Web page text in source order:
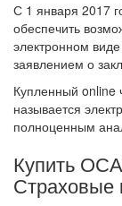
С 1 января 2017
обеспечить
электронном
заявлением о
Купленный online
называется
полноценным
Купить
Страховые